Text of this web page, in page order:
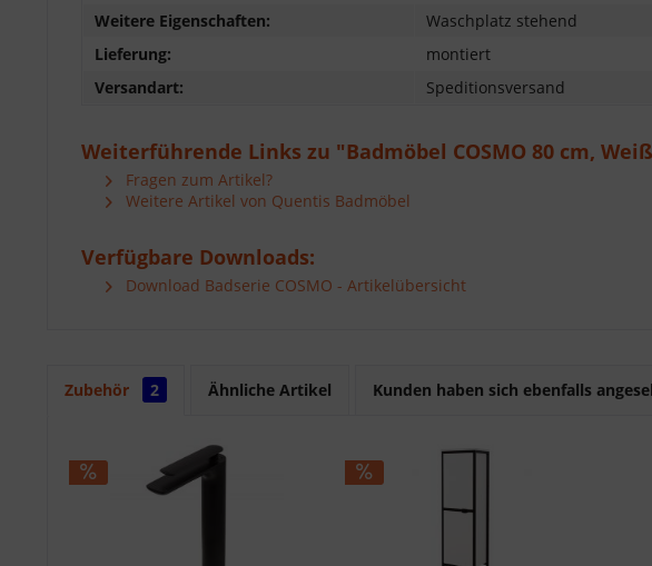
Weitere Eigenschaften:
Waschplatz stehend
Lieferung:
montiert
Versandart:
Speditionsversand
Weiterführende Links zu "Badmöbel COSMO 80 cm,
Fragen zum Artikel?
Weitere Artikel von Quentis Badmöbel
Verfügbare Downloads:
Download Badserie COSMO - Artikelübersicht
Zubehör 2 Ähnliche Artikel Kunden haben sich ebenfalls